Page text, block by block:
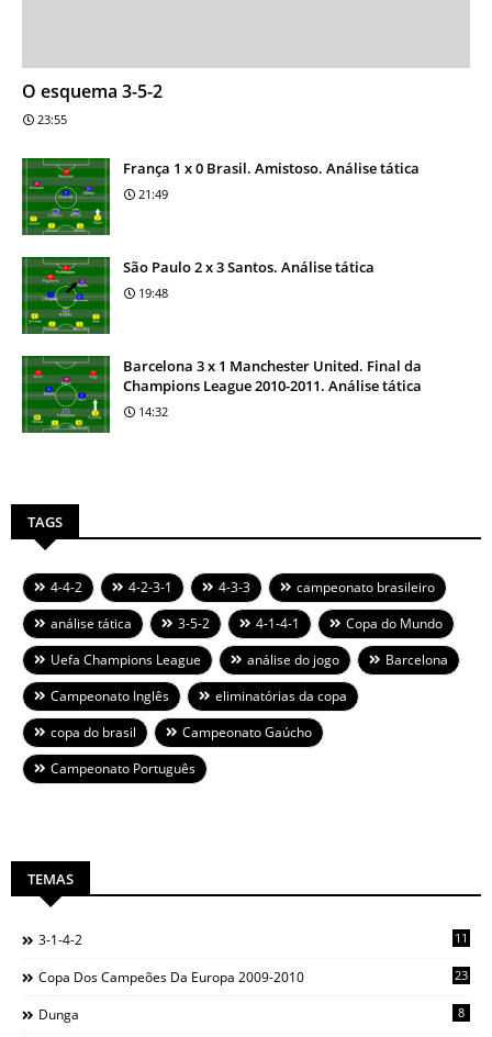
O esquema 3-5-2
23:55
França 1 x 0 Brasil. Amistoso. Análise tática
21:49
São Paulo 2 x 3 Santos. Análise tática
19:48
Barcelona 3 x 1 Manchester United. Final da
Champions League 2010-2011. Análise tática
14:32
TAGS
4-4-2 4-2-3-1 4-3-3
campeonato brasileiro
análise tática
3-5-2 4-1-4-1
Copa do Mundo
Uefa Champions League
análise do jogo
Barcelona
Campeonato Inglês
eliminatórias da copa
copa do brasil
Campeonato Gaúcho
Campeonato Português
TEMAS
3-1-4-2 11
Copa Dos Campeões Da Europa 2009-2010 23
Dunga 8